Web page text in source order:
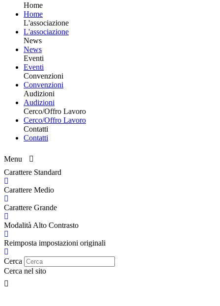
Home
Home
L'associazione
L'associazione
News
News
Eventi
Eventi
Convenzioni
Convenzioni
Audizioni
Audizioni
Cerco/Offro Lavoro
Cerco/Offro Lavoro
Contatti
Contatti
Menu
Carattere Standard
Carattere Medio
Carattere Grande
Modalità Alto Contrasto
Reimposta impostazioni originali
Cerca
Cerca nel sito